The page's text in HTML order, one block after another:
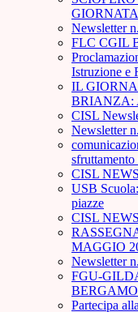
Newsletter
FLC CGIL
Istruzione e
IL
BRIANZA:
CISL
Newsletter
sfruttamento
CISL
USB
piazze
CISL
MAGGIO
Newsletter
FGU-
Partecipa